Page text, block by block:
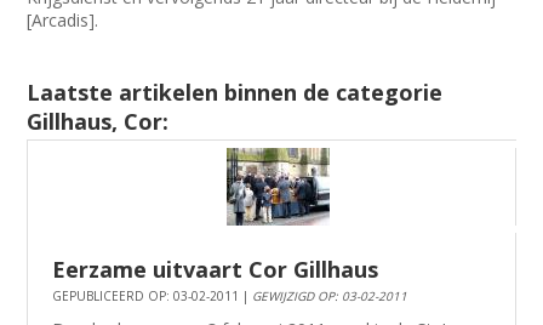
[Arcadis].
Laatste artikelen binnen de categorie
Gillhaus, Cor:
Eerzame uitvaart Cor Gillhaus
GEPUBLICEERD OP: 03-02-2011 | GEWIJZIGD OP: 03-02-2011